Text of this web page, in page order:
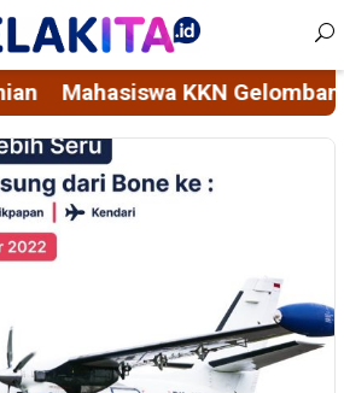
116 Unhas Rintis Bank